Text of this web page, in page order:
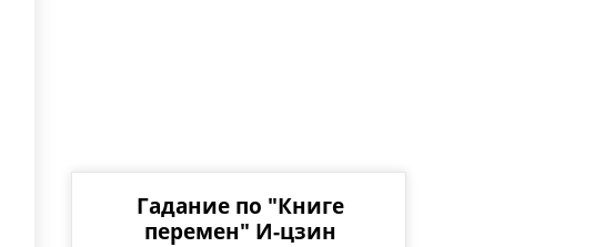
Гадание по "Книге
перемен" И-цзин